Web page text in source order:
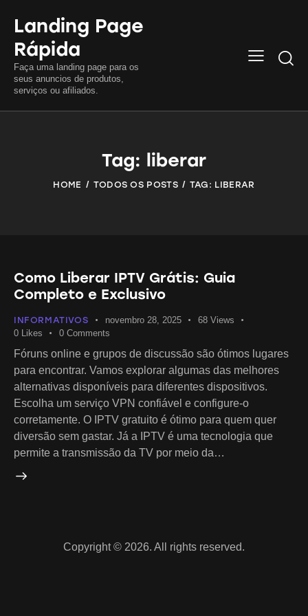
Landing Page
Rápida
Faça uma landing page para os
seus anuncios de produtos,
serviços ou afiliados.
Tag: liberar
HOME TODOS OS POSTS TAG: LIBERAR
Como Liberar IPTV Grátis: Guia
Completo e Exclusivo
INFORMATIVOS novembro 28, 2025 68 Views
0
Likes 0 Comments
Fóruns online e grupos de discussão são ótimos lugares
para encontrar. Vamos explorar algumas das melhores
alternativas disponíveis para diferentes dispositivos.
Escolha um serviço VPN confiável e configure-o
corretamente. O IPTV gratuito é ótimo para quem quer
diversão sem gastar. Já a IPTV é uma tecnologia que
permite a transmissão da TV por meio da…
Copyright © 2026. All rights reserved.